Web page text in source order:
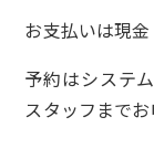
お支払いは現金
予約はシステ
スタッフまでお